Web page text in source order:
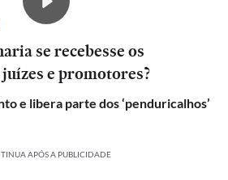
se recebesse os
e promotores?
e libera parte dos ‘penduricalhos’
APÓS A PUBLICIDADE